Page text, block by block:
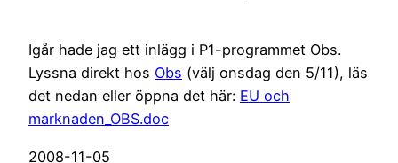
Igår hade jag ett inlägg i P1-programmet Obs.
Lyssna direkt hos Obs (välj onsdag den 5/11), läs
det nedan eller öppna det här: EU och
marknaden_OBS.doc
2008-11-05